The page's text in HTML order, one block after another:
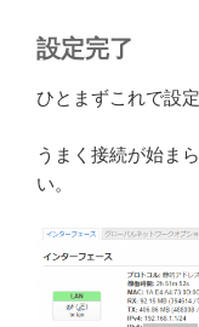
設定完了
ひとまずこれで設定
うまく接続が始ま
い。